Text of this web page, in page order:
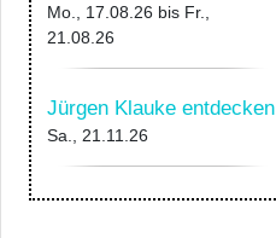
Mo., 17.08.26 bis Fr.,
21.08.26
Jürgen Klauke entdecken
Sa., 21.11.26